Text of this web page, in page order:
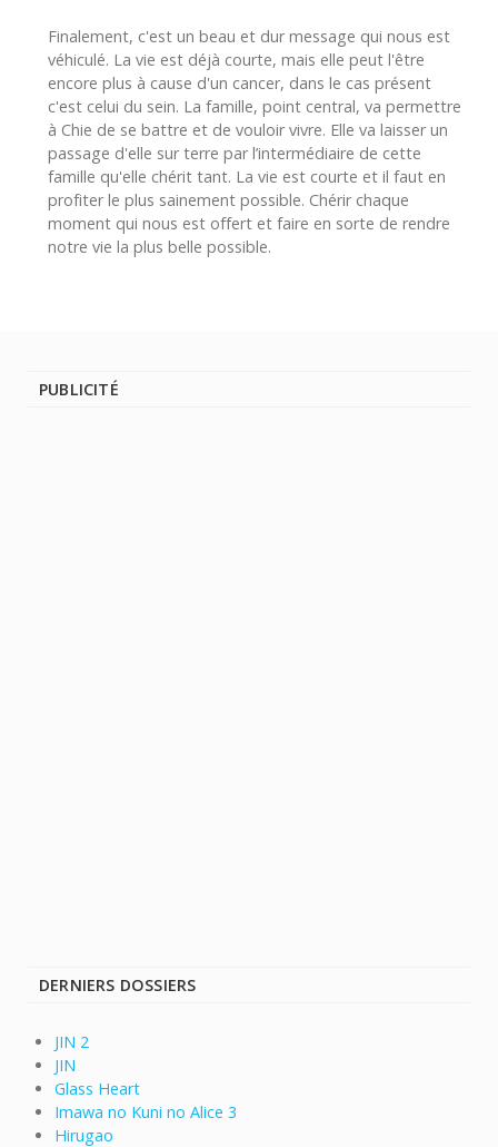
Finalement, c'est un beau et dur message qui nous est
véhiculé. La vie est déjà courte, mais elle peut l'être
encore plus à cause d'un cancer, dans le cas présent
c'est celui du sein. La famille, point central, va permettre
à Chie de se battre et de vouloir vivre. Elle va laisser un
passage d'elle sur terre par l’intermédiaire de cette
famille qu'elle chérit tant. La vie est courte et il faut en
profiter le plus sainement possible. Chérir chaque
moment qui nous est offert et faire en sorte de rendre
notre vie la plus belle possible.
PUBLICITÉ
DERNIERS DOSSIERS
JIN 2
JIN
Glass Heart
Imawa no Kuni no Alice 3
Hirugao